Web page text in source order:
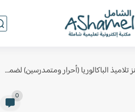
حصرياً: كنز تلاميذ الباكالوريا (أحرار ومتمدرسين) لضمان النقطة الكاملة في...